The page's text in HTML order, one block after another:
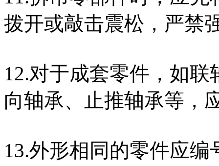
拨开或敲击震松，严禁
12.对于成套零件，如
向轴承、止推轴承等，
13.外形相同的零件应